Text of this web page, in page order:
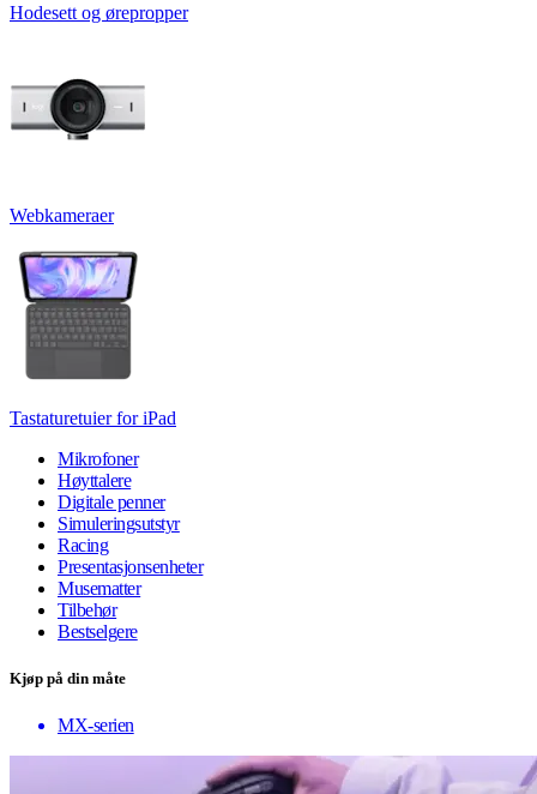
Hodesett og ørepropper
Webkameraer
Tastaturetuier for iPad
Mikrofoner
Høyttalere
Digitale penner
Simuleringsutstyr
Racing
Presentasjonsenheter
Musematter
Tilbehør
Bestselgere
Kjøp på din måte
MX-serien